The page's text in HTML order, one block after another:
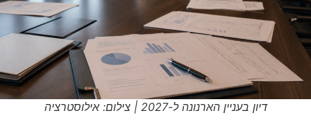
דיון בעניין הארנונה ל-2027 | צילום: אילוסטרציה